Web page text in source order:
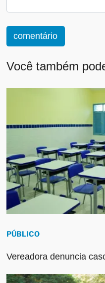
comentário
Você também
PÚBLICO
Vereadora denuncia